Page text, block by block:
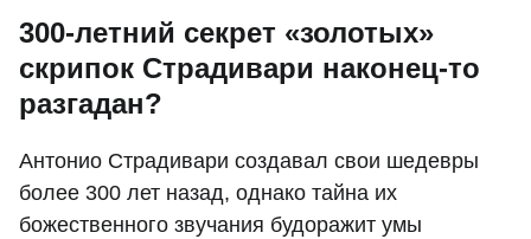
300-летний секрет «золотых»
скрипок Страдивари наконец-то
разгадан?
Антонио Страдивари создавал свои шедевры
более 300 лет назад, однако тайна их
божественного звучания будоражит умы